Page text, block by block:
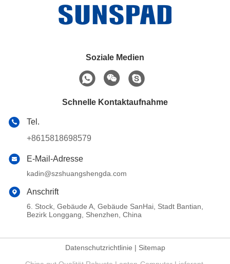
Soziale Medien
Schnelle Kontaktaufnahme
Tel.
+8615818698579
E-Mail-Adresse
kadin@szshuangshengda.com
Anschrift
6. Stock, Gebäude A, Gebäude SanHai, Stadt Bantian,
Bezirk Longgang, Shenzhen, China
Datenschutzrichtlinie | Sitemap